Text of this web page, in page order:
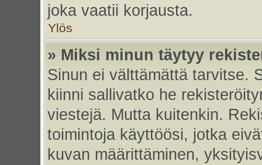
joka vaatii korjausta.
Ylös
» Miksi minun täytyy
Sinun ei välttämättä tarvitse.
kiinni sallivatko he
viestejä. Mutta kuitenkin.
toimintoja käyttöösi, jotka
kuvan määrittäminen,